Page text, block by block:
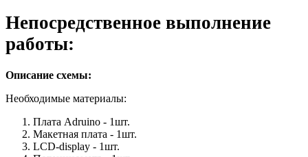
Непосредственное выполнение
работы:
Описание схемы:
Необходимые материалы:
Плата Adruino - 1шт.
Макетная плата - 1шт.
LCD-display - 1шт.